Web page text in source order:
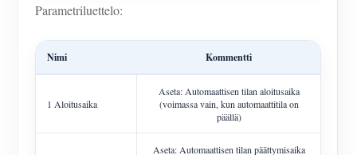
Parametriluettelo:
Nimi Kommentti
1 Aloitusaika
Aseta: Automaattisen tilan aloitusaika
(voimassa vain, kun automaattitila on
päällä)
Aseta: Automaattisen tilan päättymisaika